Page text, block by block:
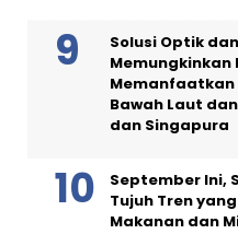
Solusi Optik
Memungkinkan
Bawah Laut
dan Singapura
September Ini,
Tujuh Tren
Makanan dan